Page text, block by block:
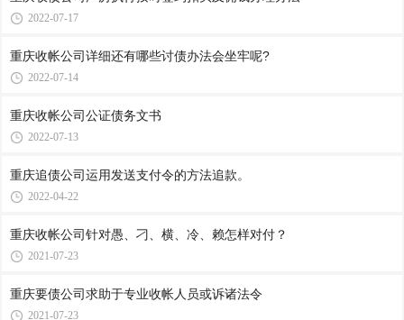
2022-07-17
重庆收帐公司​详细还有哪些讨债办法会坐牢呢?
2022-07-14
重庆收帐公司​公证债务文书
2022-07-13
重庆追债公司运用发送支付令的方法追款。
2022-04-22
重庆收帐公司​针对愚、刁、横、冷、赖怎样对付？
2021-07-23
重庆要债公司​求助于专业收帐人员或诉诸法令
2021-07-23